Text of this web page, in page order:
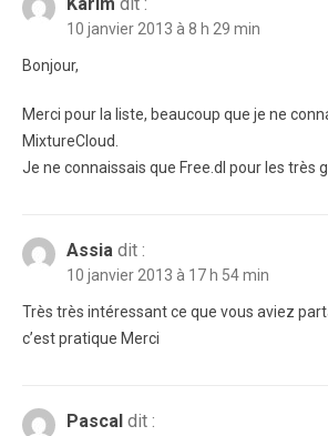
10 janvier 2013 à 8 h 29 min
Bonjour,
Merci pour la liste, beaucoup que je ne
MixtureCloud.
Je ne connaissais que Free.dl pour les très
Assia dit :
10 janvier 2013 à 17 h 54 min
Très très intéressant ce que vous aviez
c’est pratique Merci
Pascal dit :